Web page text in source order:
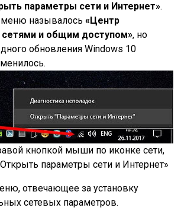
параметры сети и Интернет».
меню называлось«Центр
сетями и общим доступом», но
обновления Windows 10
кнопкой мыши по иконке сети,
параметры сети и Интернет»
отвечающее за установку
сетевых параметров.